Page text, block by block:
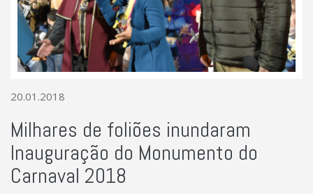
20.01.2018
Milhares de foliões inundaram
Inauguração do Monumento do
Carnaval 2018